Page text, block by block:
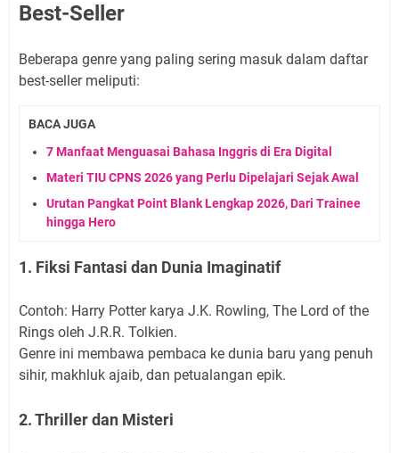
Best-Seller
Beberapa genre yang paling sering masuk dalam daftar
best-seller meliputi:
BACA JUGA
7 Manfaat Menguasai Bahasa Inggris di Era Digital
Materi TIU CPNS 2026 yang Perlu Dipelajari Sejak Awal
Urutan Pangkat Point Blank Lengkap 2026, Dari Trainee
hingga Hero
1. Fiksi Fantasi dan Dunia Imaginatif
Contoh: Harry Potter karya J.K. Rowling, The Lord of the
Rings oleh J.R.R. Tolkien.
Genre ini membawa pembaca ke dunia baru yang penuh
sihir, makhluk ajaib, dan petualangan epik.
2. Thriller dan Misteri